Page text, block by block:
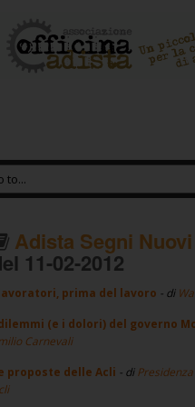
Adista Segni Nuovi
11-02-2012
prima del lavoro - di
(e i dolori) del governo
Carnevali
proposte delle Acli - di